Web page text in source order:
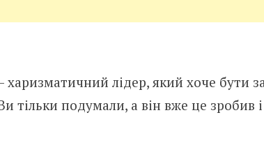
лідер, який хоче бути
тільки подумали, а він вже це зробив